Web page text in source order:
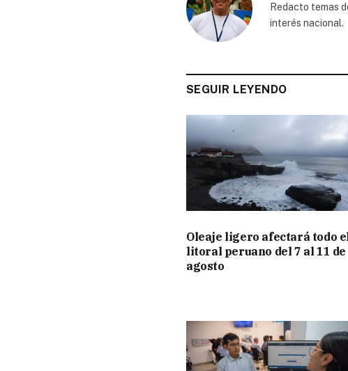
Redacto temas
interés nacional.
SEGUIR LEYENDO
Oleaje ligero afectará todo
litoral peruano del 7 al 11 de
agosto